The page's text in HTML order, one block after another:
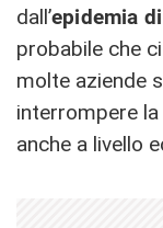
dall’epidemia
probabile che
molte aziende
interrompere
anche a livello